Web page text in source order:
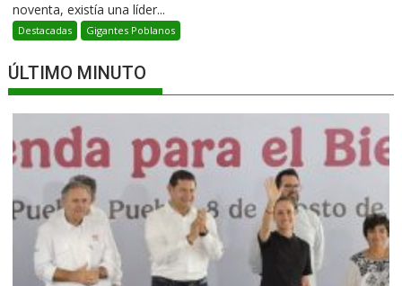
noventa, existía una líder...
Destacadas Gigantes Poblanos
ÚLTIMO MINUTO